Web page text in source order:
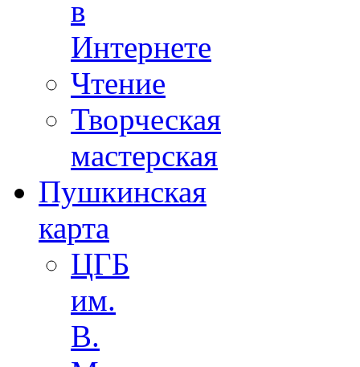
в
Интернете
Чтение
Творческая
мастерская
Пушкинская
карта
ЦГБ
им.
В.